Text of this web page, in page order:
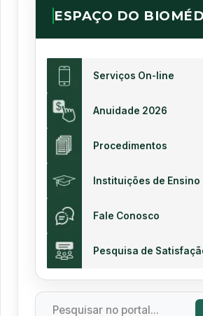
ESPAÇO DO
Serviços On-line
Anuidade 2026
Procedimentos
Instituições de Ensino
Fale Conosco
Pesquisa de